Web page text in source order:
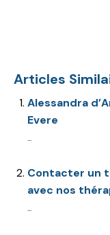
Articles
Alessandra
Evere
...
Contacter un
avec nos
...